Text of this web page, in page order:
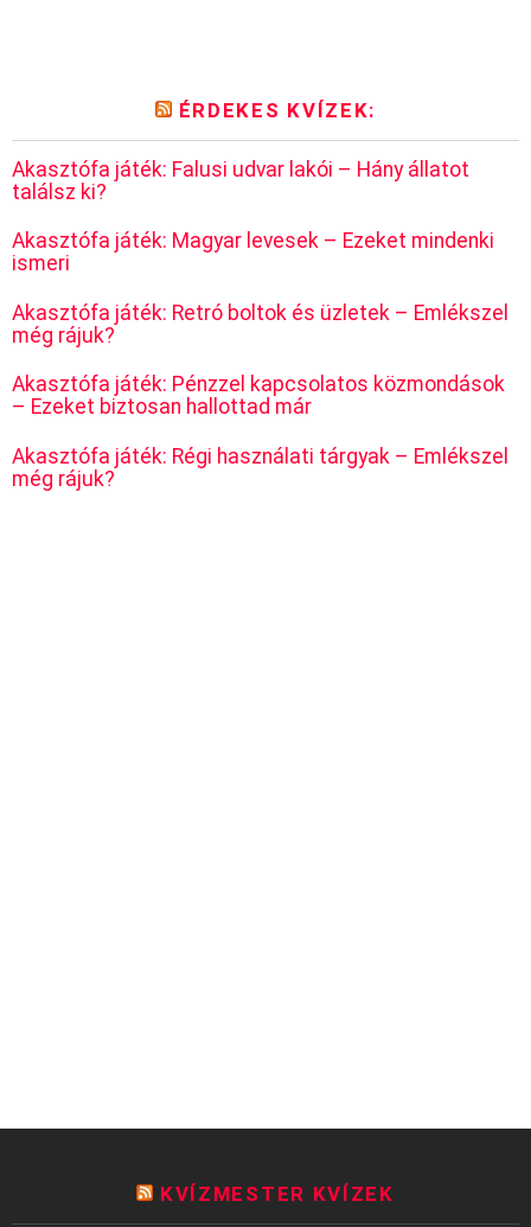
ÉRDEKES KVÍZEK:
Akasztófa játék: Falusi udvar lakói – Hány állatot
találsz ki?
Akasztófa játék: Magyar levesek – Ezeket mindenki
ismeri
Akasztófa játék: Retró boltok és üzletek – Emlékszel
még rájuk?
Akasztófa játék: Pénzzel kapcsolatos közmondások
– Ezeket biztosan hallottad már
Akasztófa játék: Régi használati tárgyak – Emlékszel
még rájuk?
KVÍZMESTER KVÍZEK